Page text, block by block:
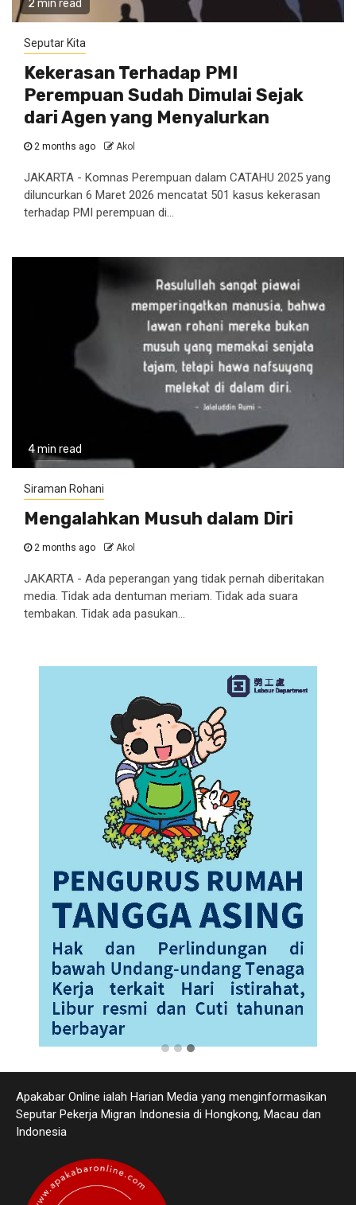
2 min read
Seputar Kita
Kekerasan Terhadap PMI
Perempuan Sudah Dimulai Sejak
dari Agen yang Menyalurkan
2 months ago Akol
JAKARTA - Komnas Perempuan dalam CATAHU 2025 yang
diluncurkan 6 Maret 2026 mencatat 501 kasus kekerasan
terhadap PMI perempuan di...
4 min read
Siraman Rohani
Mengalahkan Musuh dalam Diri
2 months ago Akol
JAKARTA - Ada peperangan yang tidak pernah diberitakan
media. Tidak ada dentuman meriam. Tidak ada suara
tembakan. Tidak ada pasukan...
Apakabar Online ialah Harian Media yang menginformasikan
Seputar Pekerja Migran Indonesia di Hongkong, Macau dan
Indonesia